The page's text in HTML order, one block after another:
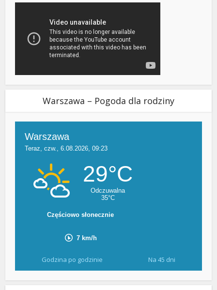
Warszawa – Pogoda dla rodziny
Godzina po godzinie Na 45 dni